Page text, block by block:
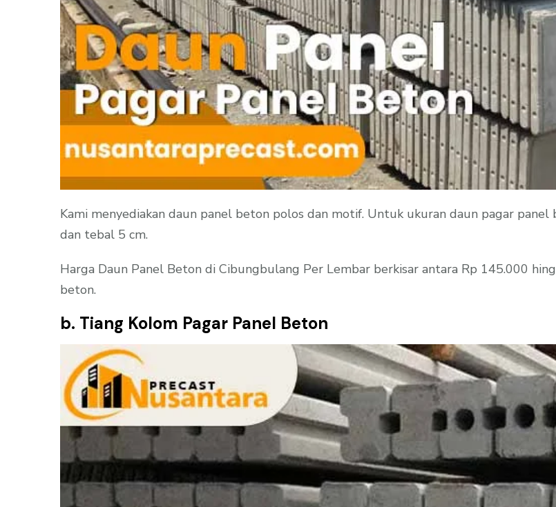
Kami menyediakan daun panel beton polos dan motif. Untuk ukuran daun pagar
dan tebal 5 cm.
Harga Daun Panel Beton di Cibungbulang Per Lembar berkisar antara Rp 145.000
beton.
b. Tiang Kolom Pagar Panel Beton